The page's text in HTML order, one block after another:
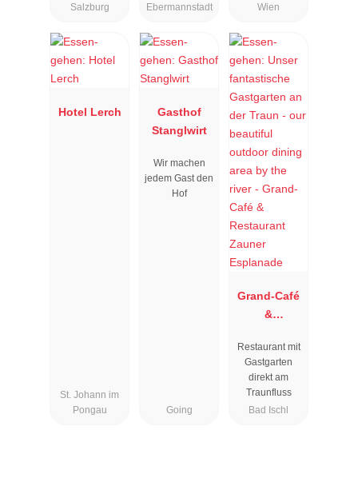
Salzburg Ebermannstadt
Wien
Hotel Lerch
St. Johann im
Pongau
Gasthof
Stanglwirt
Wir machen
jedem Gast den
Hof
Going
Grand-Café
&
Zauner
Esplanade
Restaurant mit
Gastgarten
direkt am
Traunfluss
Bad Ischl